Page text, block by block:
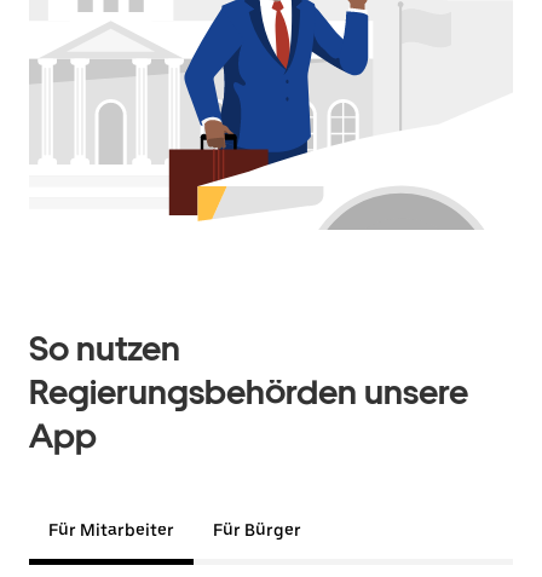
So nutzen
Regierungsbehörden unsere
App
Für Mitarbeiter Für Bürger